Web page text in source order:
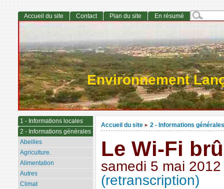
Environnement
Accueil du site > 2 - Informations générales
Le Wi-Fi
samedi 5 mai 2012
(retranscription)
Accueil du site Contact Plan du site En résumé
1 - Informations locales
2 - Informations générales
Abeilles
Agriculture.
Alimentation
Autres
Climat